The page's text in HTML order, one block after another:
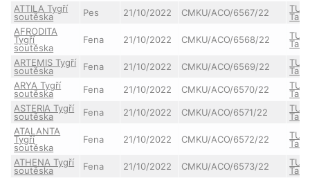
ATTILA Tygří
soutěska Pes 21/10/2022 CMKU/ACO/6567/22
AFRODITA
Tygří
soutěska
Fena 21/10/2022 CMKU/ACO/6568/22
ARTEMIS Tygří
soutěska Fena 21/10/2022 CMKU/ACO/6569/22
ARYA Tygří
soutěska Fena 21/10/2022 CMKU/ACO/6570/22
ASTERIA Tygří
soutěska Fena 21/10/2022 CMKU/ACO/6571/22
ATALANTA
Tygří
soutěska
Fena 21/10/2022 CMKU/ACO/6572/22
ATHENA Tygří
soutěska Fena 21/10/2022 CMKU/ACO/6573/22